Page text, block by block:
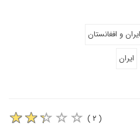
ایران و افغانستان
ایران
( ۲ )